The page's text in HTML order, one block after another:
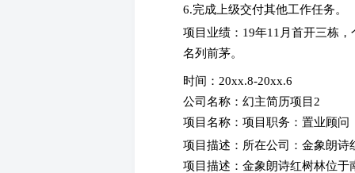
6.完成上级交付其他工作任务。
项目业绩：19年11月首开三栋
名列前茅。
时间：20xx.8-20xx.6
公司名称：幻主简历项目2
项目名称：项目职务：置业顾
项目描述：所在公司：金象朗诗
项目描述：金象朗诗红树林位